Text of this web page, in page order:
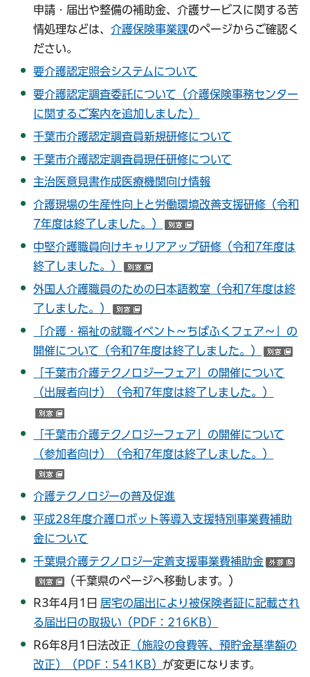
申請・届出や整備の補助金、介護サービスに関する苦
情処理などは、介護保険事業課のページからご確認く
ださい。
要介護認定照会システムについて
要介護認定調査委託について（介護保険事務センター
に関するご案内を追加しました）
千葉市介護認定調査員新規研修について
千葉市介護認定調査員現任研修について
主治医意見書作成医療機関向け情報
介護現場の生産性向上と労働環境改善支援研修（令和
7年度は終了しました。）
中堅介護職員向けキャリアアップ研修（令和7年度は
終了しました。）
外国人介護職員のための日本語教室（令和7年度は終
了しました。）
「介護・福祉の就職イベント～ちばふくフェア～」の
開催について（令和7年度は終了しました。）
「千葉市介護テクノロジーフェア」の開催について
（出展者向け）
（令和7年度は終了しました。）
「千葉市介護テクノロジーフェア」の開催について
（参加者向け）
（令和7年度は終了しました。）
介護テクノロジーの普及促進
平成28年度介護ロボット等導入支援特別事業費補助
金について
千葉県介護テクノロジー定着支援事業費補助金
（別ウインドウで開く）
（千葉県のページへ移動します。）
R3年4月1日 居宅の届出により被保険者証に記載され
る届出日の取扱い（PDF：216KB）
R6年8月1日法改正 （施設の食費等、預貯金基準額の
改正）（PDF：541KB） が変更になります。